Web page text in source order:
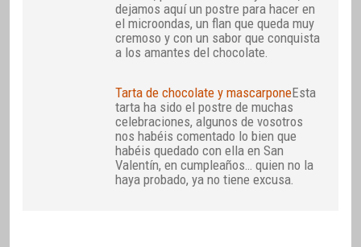
dejamos aquí un postre para hacer en
el microondas, un flan que queda muy
cremoso y con un sabor que conquista
a los amantes del chocolate.
Tarta de chocolate y mascarponeEsta
tarta ha sido el postre de muchas
celebraciones, algunos de vosotros
nos habéis comentado lo bien que
habéis quedado con ella en San
Valentín, en cumpleaños… quien no la
haya probado, ya no tiene excusa.